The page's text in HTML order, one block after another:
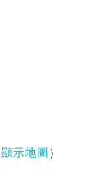
顯示地圖 ）